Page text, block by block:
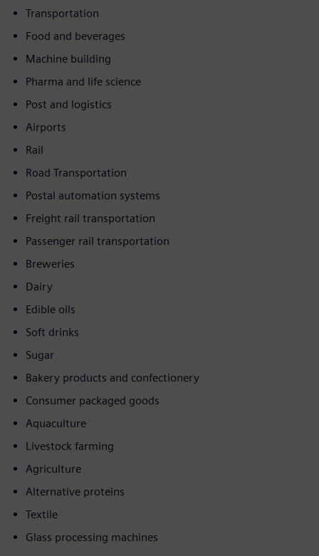
Transportation
Food and beverages
Machine building
Pharma and life science
Post and logistics
Airports
Rail
Road Transportation
Postal automation systems
Freight rail transportation
Passenger rail transportation
Breweries
Dairy
Edible oils
Soft drinks
Sugar
Bakery products and confectionery
Consumer packaged goods
Aquaculture
Livestock farming
Agriculture
Alternative proteins
Textile
Glass processing machines